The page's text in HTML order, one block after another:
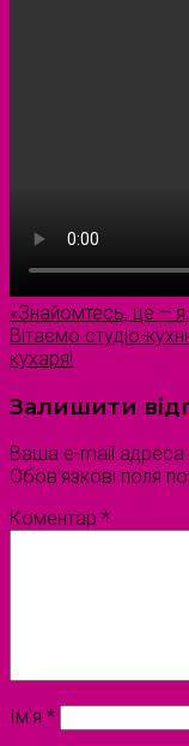
«Знайомтесь, це –
Вітаємо студіо-
кухаря!
Залишити
Ваша e-mail
Обов’язкові поля
Коментар *
Ім'я *